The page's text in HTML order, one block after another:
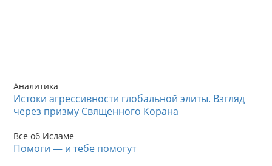
Аналитика
Истоки агрессивности глобальной элиты. Взгляд
через призму Священного Корана
Все об Исламе
Помоги — и тебе помогут